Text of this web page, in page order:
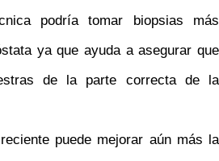
podría tomar biopsias más
ya que ayuda a asegurar que
de la parte correcta de la
puede mejorar aún más la